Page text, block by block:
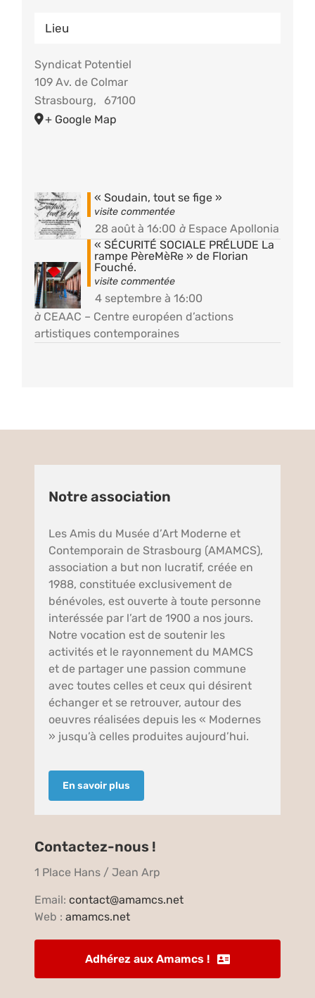
Lieu
Syndicat Potentiel
109 Av. de Colmar
Strasbourg,
67100
+ Google Map
« Soudain, tout se fige »
28 août à 16:00 à Espace Apollonia
« SÉCURITÉ SOCIALE PRÉLUDE La
rampe PèreMèRe » de Florian
Fouché.
4 septembre à 16:00
à CEAAC – Centre européen d’actions
artistiques contemporaines
Notre association
Les Amis du Musée d’Art Moderne et
Contemporain de Strasbourg (AMAMCS),
association a but non lucratif, créée en
1988, constituée exclusivement de
bénévoles, est ouverte à toute personne
interéssée par l’art de 1900 a nos jours.
Notre vocation est de soutenir les
activités et le rayonnement du MAMCS
et de partager une passion commune
avec toutes celles et ceux qui désirent
échanger et se retrouver, autour des
oeuvres réalisées depuis les « Modernes
» jusqu’à celles produites aujourd’hui.
En savoir plus
Contactez-nous !
1 Place Hans / Jean Arp
Email:contact@amamcs.net
Web :amamcs.net
Adhérez aux Amamcs !